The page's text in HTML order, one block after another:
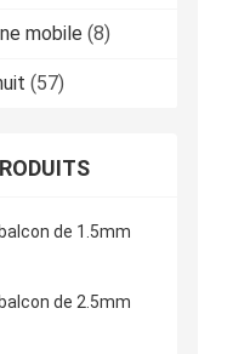
mobile (8)
(57)
de 1.5mm
de 2.5mm